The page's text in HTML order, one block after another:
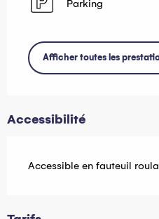
Parking
Afficher toutes les
Accessibilité
Accessible en fauteuil